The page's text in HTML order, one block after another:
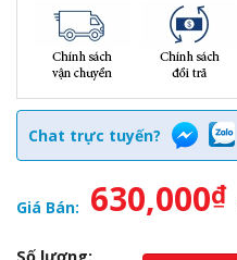
Chat trực tuyến?
630,000₫
Giá Bán: